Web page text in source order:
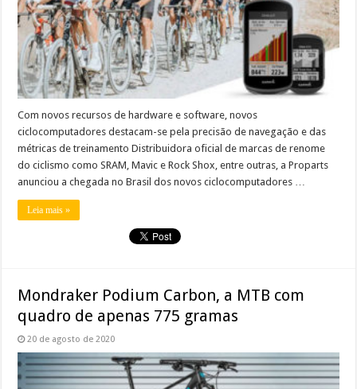
Com novos recursos de hardware e software, novos
ciclocomputadores destacam-se pela precisão de navegação e das
métricas de treinamento Distribuidora oficial de marcas de renome
do ciclismo como SRAM, Mavic e Rock Shox, entre outras, a Proparts
anunciou a chegada no Brasil dos novos ciclocomputadores …
Leia mais »
Mondraker Podium Carbon, a MTB com
quadro de apenas 775 gramas
20 de agosto de 2020